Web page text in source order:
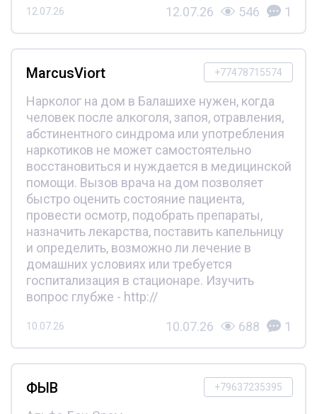
12.07.26 12.07.26 546 1
+77478715574
MarcusViort
Нарколог на дом в Балашихе нужен, когда
человек после алкоголя, запоя, отравления,
абстинентного синдрома или употребления
наркотиков не может самостоятельно
восстановиться и нуждается в медицинской
помощи. Вызов врача на дом позволяет
быстро оценить состояние пациента,
провести осмотр, подобрать препараты,
назначить лекарства, поставить капельницу
и определить, возможно ли лечение в
домашних условиях или требуется
госпитализация в стационаре. Изучить
вопрос глубже - http://
10.07.26 10.07.26 688 1
+79637235395
ФЫВ